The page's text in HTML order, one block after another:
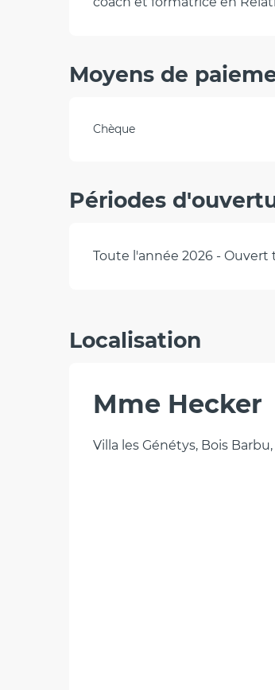
Moyens de
Chèque
Périodes
Toute l'année 2026 - Ouvert
Localisation
Mme Hecker
Villa les Génétys, Bois